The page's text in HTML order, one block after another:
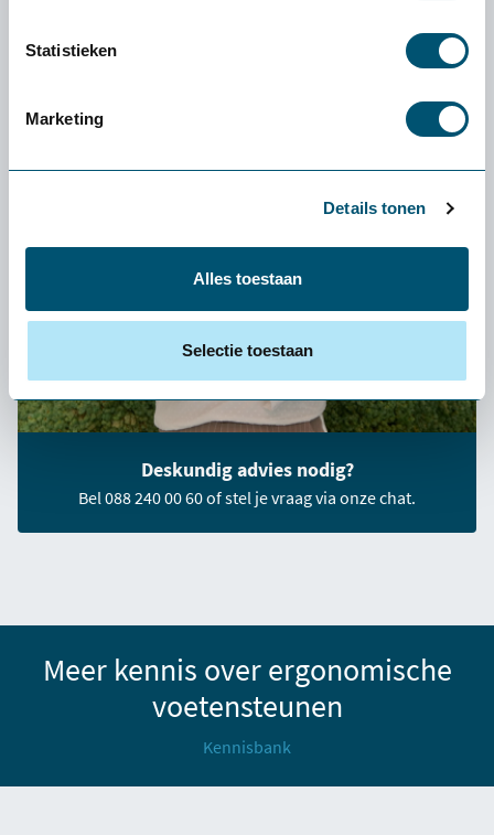
Statistieken
Marketing
Details tonen
Alles toestaan
Selectie toestaan
Deskundig advies nodig?
Bel 088 240 00 60 of stel je vraag via onze chat.
Meer kennis over ergonomische
voetensteunen
Kennisbank